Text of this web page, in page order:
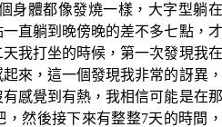
身體都像發燒一樣，大字型躺在
直躺到晚傍晚的差不多七點，才
我打坐的時候，第一次發現我在
來，這一個發現我非常的訝異，
感覺到有熱，我相信可能是在那
然後接下來有整整7天的時間，